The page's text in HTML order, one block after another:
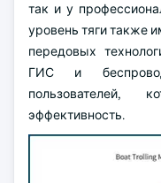
так и у
уровень тяги также
передовых
ГИС и
эффективность.